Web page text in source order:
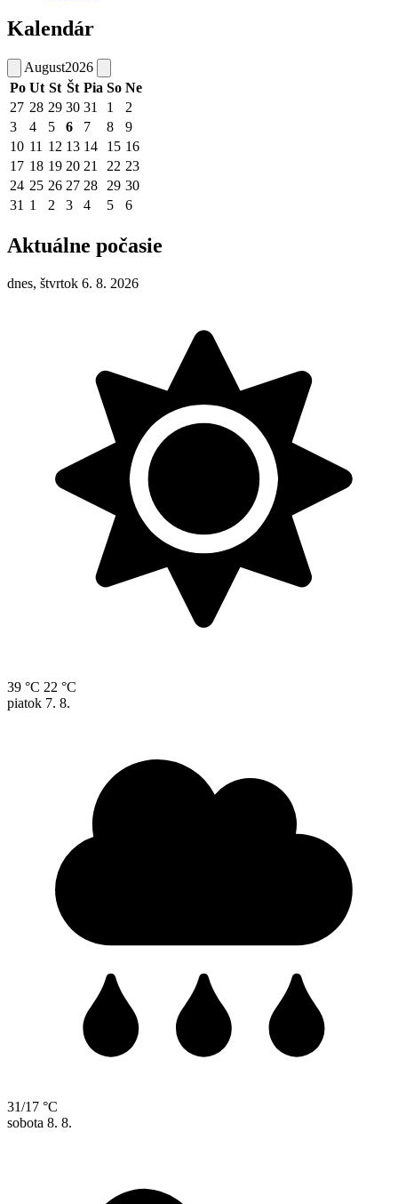
Kalendár
August2026
Po Ut St Št Pia So Ne
27 28 29 30 31 1
2
3
4 5 6 7 8
9
10 11 12 13 14 15 16
17 18 19 20 21 22 23
24 25 26 27 28 29 30
31 1 2 3 4 5 6
Aktuálne počasie
dnes, štvrtok 6. 8. 2026
39 °C 22 °C
piatok 7. 8.
31/17 °C
sobota 8. 8.